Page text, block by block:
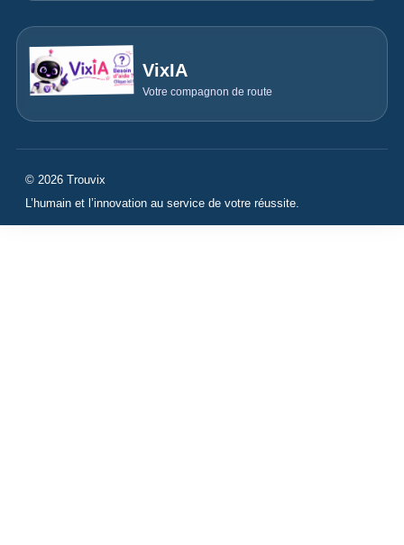
VixIA
Votre compagnon de route
© 2026 Trouvix
L’humain et l’innovation au service de votre réussite.